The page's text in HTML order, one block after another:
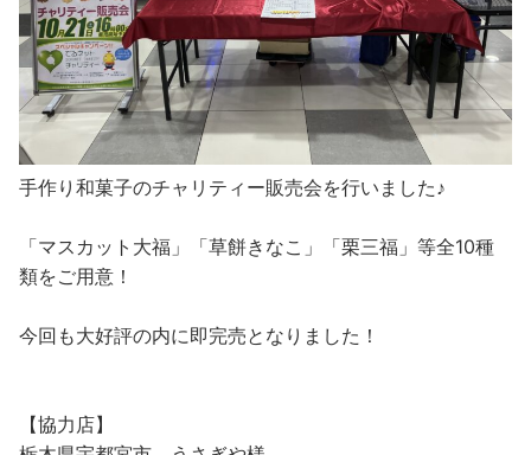
手作り和菓子のチャリティー販売会を行いました♪
「マスカット大福」「草餅きなこ」「栗三福」等全10種
類をご用意！
今回も大好評の内に即完売となりました！
【協力店】